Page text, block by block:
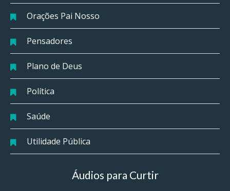
Orações Pai Nosso
Pensadores
Plano de Deus
Política
Saúde
Utilidade Pública
Áudios para Curtir